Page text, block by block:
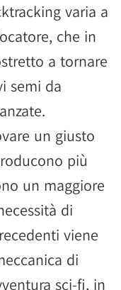
varia a
che in
a tornare
semi da
un giusto
più
un maggiore
di
viene
di
sci-fi, in